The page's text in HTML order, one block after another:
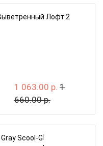
1 063.00 р. 1
660.00 р.
Гипсовый